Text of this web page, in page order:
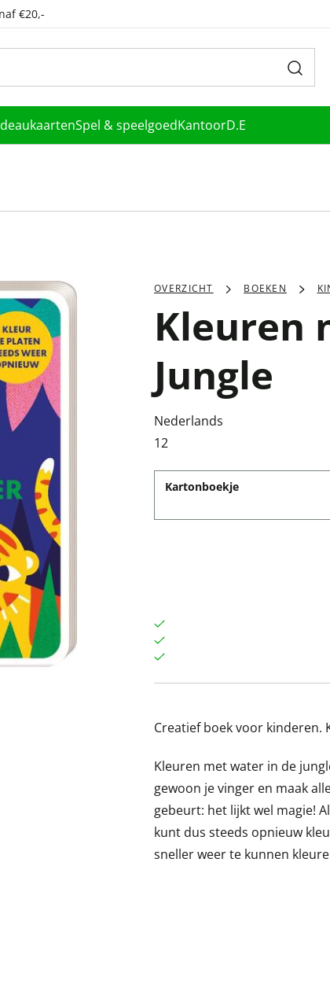
€20,-
Spel & speelgoedKantoorD.E
OVERZICHT BOEKEN
Kleuren
Jungle
Nederlands
12
Kartonboekje
Creatief boek voor kinderen.
Kleuren met water in de
gewoon je vinger en maak
gebeurt: het lijkt wel magie!
kunt dus steeds opnieuw
sneller weer te kunnen